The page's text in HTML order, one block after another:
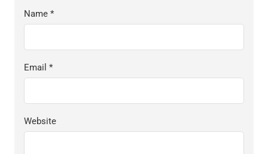
Name *
Email *
Website